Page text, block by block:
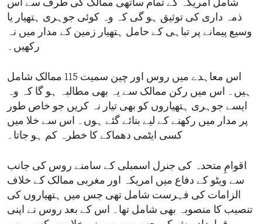
شامل امریکہ کے تمام ساتھی ممالک کی طرف سے اس
ذمہ داری کی توثیق ہو گی کہ وہ کوئی جوہری ہتھیار یا
وسیع پیمانے پر تباہی کے حامل ہتھیار زمین کے مدار میں نہ
رکھیں۔
اس معاہدے میں روس اور چین سمیت 115 ممالک شامل
ہیں۔ اس میں رکن ممالک سے یہ بھی مطالبہ ہو گا کہ وہ
ایسے جوہری ہتھیاروں کو بھی تیار نہ کریں جو خاص طور
پر مدار میں رکھنے کے لیے بنائے گئے ہوں۔ اس سے خلا میں
کسی ایٹمی دھماکے کا خطرہ کم ہو جاتا۔
اقوامِ متحدہ کی جنرل اسمبلی کے سامنے روس کی جانب
سے ویٹو کے دفاع میں امریکہ اور مغربی ممالک کے خلاف
الزامات کی فہرست شامل تھی جس میں ہتھیاروں کی
تنصیب کا منصوبہ بھی شامل تھا۔ اس کے بعد روس نے اپنی